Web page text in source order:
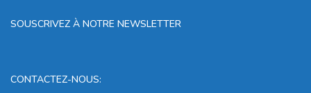
SOUSCRIVEZ À NOTRE NEWSLETTER
CONTACTEZ-NOUS: